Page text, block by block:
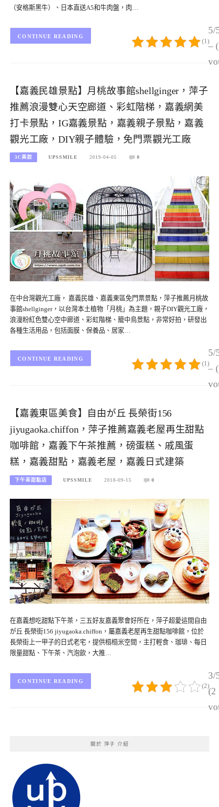
（安格斯黑牛）、日本直送A5和牛肉盤，肉…
5/
–
(1)
CONTINUE READING
【嘉義民雄景點】月桃故事館shellginger，萍子
推薦浪漫雙心天空廊道、彩虹階梯，嘉義網美
打卡景點，IG嘉義景點，嘉義親子景點，嘉義
觀光工廠，DIY親子體驗，免門票觀光工廠
3C美妝 UPSSMILE 2019-04-05 0
在中台灣觀光工廠， 嘉義民雄、嘉義東區免門票景點，萍子推薦月桃故
事館shellginger，以台灣本土植物「月桃」為主題，親子DIY觀光工廠，
浪漫粉紅色雙心空中廊道、彩虹階梯、籠中鳥景點，非常好拍，研發出
各種生活用品，包括面膜、保養品、居家…
5/
–
(1)
CONTINUE READING
【嘉義東區美食】自由が丘 長榮街156
jiyugaoka.chiffon，萍子推薦嘉義老屋再生甜點
咖啡館，嘉義下午茶推薦，磅蛋糕、戚風蛋
糕，嘉義甜點，嘉義老屋，嘉義日式建築
下午茶甜點店 UPSSMILE 2018-09-15 0
在嘉義想吃甜點下午茶，三五好友嘉義聚會好所在，萍子超愛這間自由
が丘 長榮街156 jiyugaoka.chiffon，屬嘉義老屋再生甜點咖啡館，位於
長榮街上一甲子的日式老宅，提供榻榻米空間，主打輕食、珈琲、每日
限量甜點、下午茶、汽泡飲，大推…
3/
(2
(2)
CONTINUE READING
關於 萍子 介紹